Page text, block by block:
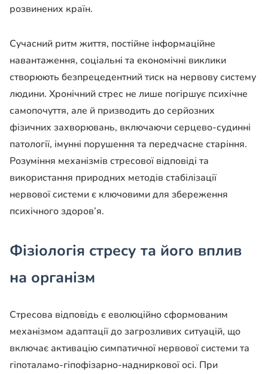
розвинених країн.
Сучасний ритм життя, постійне інформаційне
навантаження, соціальні та економічні виклики
створюють безпрецедентний тиск на нервову систему
людини. Хронічний стрес не лише погіршує психічне
самопочуття, але й призводить до серйозних
фізичних захворювань, включаючи серцево-судинні
патології, імунні порушення та передчасне старіння.
Розуміння механізмів стресової відповіді та
використання природних методів стабілізації
нервової системи є ключовими для збереження
психічного здоров’я.
Фізіологія стресу та його вплив
на організм
Стресова відповідь є еволюційно сформованим
механізмом адаптації до загрозливих ситуацій, що
включає активацію симпатичної нервової системи та
гіпоталамо-гіпофізарно-надниркової осі. При